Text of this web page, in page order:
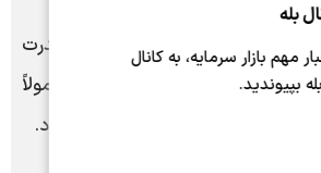
بله
مهم بازار سرمایه، به کانال
بپیوندید.
سرمایه‌گذاران حقیقی با قدرت
ظاهر شده‌اند؛ موضوعی که معمولاً
نقدینگی در بازار محسوب می‌شود.